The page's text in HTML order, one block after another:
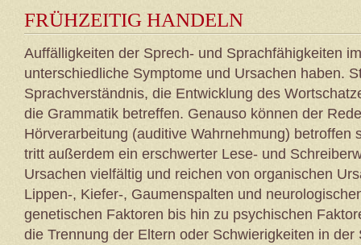
FRÜHZEITIG HANDELN
Auffälligkeiten der Sprech- und Sprachfähigkeiten
unterschiedliche Symptome und Ursachen haben.
Sprachverständnis, die Entwicklung des
die Grammatik betreffen. Genauso können der
Hörverarbeitung (auditive Wahrnehmung) betroffen
tritt außerdem ein erschwerter Lese- und
Ursachen vielfältig und reichen von organischen
Lippen-, Kiefer-, Gaumenspalten und
genetischen Faktoren bis hin zu psychischen
die Trennung der Eltern oder Schwierigkeiten in